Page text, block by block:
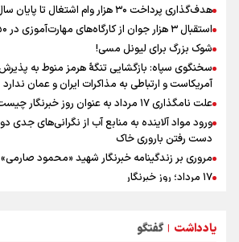
هدف‌گذاری پرداخت ۳۰ هزار وام اشتغال تا پایان سال
استقبال ۳ هزار جوان از کارگاه‌های مهارت‌آموزی در ۲۵۰ شهرستان کشور
شوک بزرگ برای لیونل مسی!
سخنگوی سپاه: بازگشایی تنگۀ هرمز منوط به
آمریکاست و ارتباطی به مذاکرات ایران و عمان ندارد
علت نامگذاری ۱۷ مرداد به عنوان روز خبرنگار چیست؟
ورود مواد آلاینده به منابع آب از نگرانی‌های
دست رفتن باروری خاک
مروری بر زندگینامه خبرنگار شهید «محمود صارمی»
۱۷ مرداد؛ روز خبرنگار
اشک‌های CR7 به قیمت ۲۳ سال تلاش؛ گریه نکن آقای رونالدو
یادداشت | گفتگو